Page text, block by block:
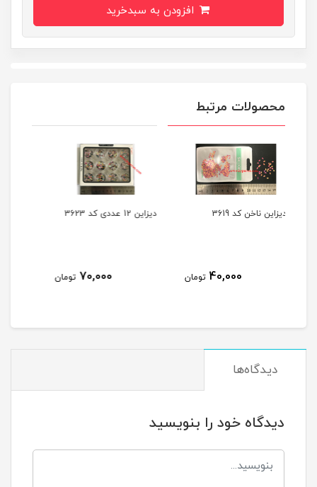
محصولات مرتبط
دیزاین 12 عددی کد 3623
70,000
اکليل ديزاين ناخن کد 3069
20,000
دیدگاه‌ها
دیدگاه خود را بنویسید